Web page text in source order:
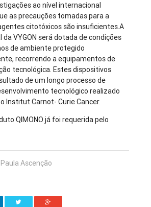
ao nível internacional
as precauções tomadas para a
citotóxicos são insuficientes.A
VYGON será dotada de condições
de ambiente protegido
recorrendo a equipamentos de
tecnológica. Estes dispositivos
de um longo processo de
tecnológico realizado
Institut Carnot- Curie Cancer.
QIMONO já foi requerida pelo
Ascenção